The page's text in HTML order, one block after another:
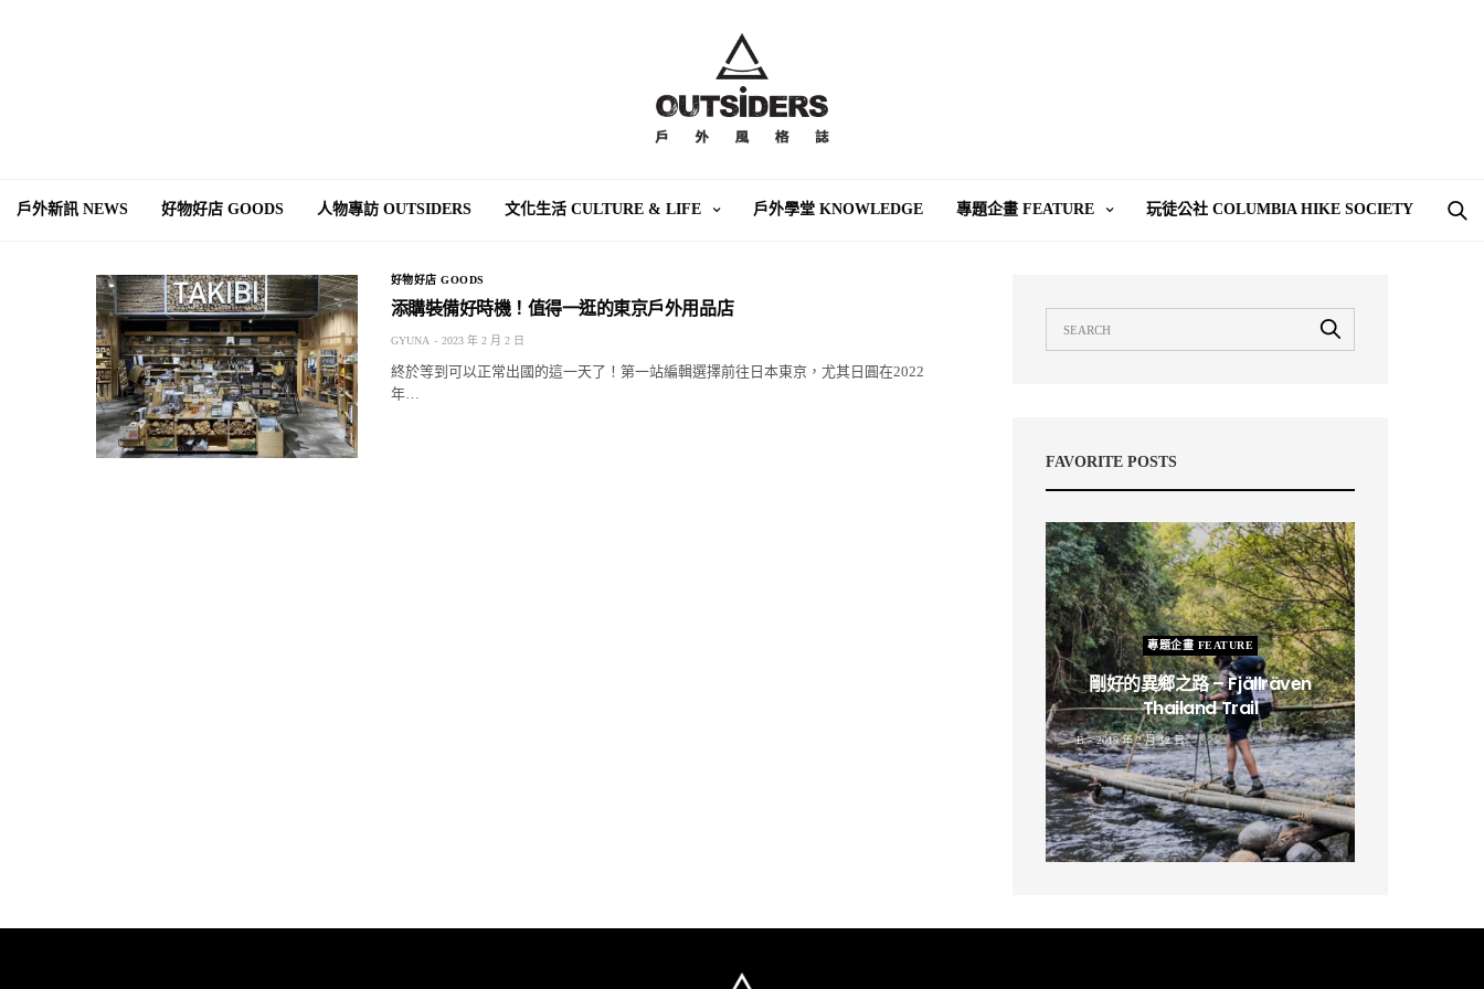
戶外新訊 NEWS 好物好店 GOODS 人物專訪 OUTSIDERS 文化生活 CULTURE & LIFE 戶外學堂 KNOWLEDGE 專題企畫 FEATURE 玩徒公社 COLUMBIA HIKE SOCIETY
好物好店 GOODS
添購裝備好時機！值得一逛的東京戶外用品店
GYUNA 2023 年 2 月 2 日
終於等到可以正常出國的這一天了！第一站編輯選擇前往日本東京，尤其日圓在2022
年…
FAVORITE POSTS
專題企畫 FEATURE
剛好的異鄉之路 – Fjällräven
Thailand Trail
B 2019 年 2 月 12 日